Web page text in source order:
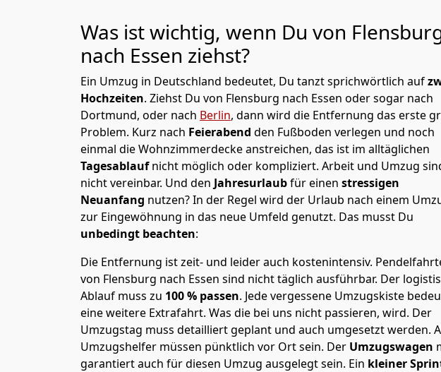
Was ist wichtig, wenn Du von
nach Essen ziehst?
Ein Umzug in Deutschland bedeutet, Du tanzt sprichwörtlich auf
Hochzeiten. Ziehst Du von Flensburg nach Essen oder sogar nach
Dortmund, oder nach Berlin, dann wird die Entfernung das erste
Problem. Kurz nach Feierabend den Fußboden verlegen und noch
einmal die Wohnzimmerdecke anstreichen, das ist im alltäglichen
Tagesablaufnicht möglich oder kompliziert. Arbeit und Umzug
nicht vereinbar. Und den Jahresurlaubfür einen stressigen
Neuanfang nutzen? In der Regel wird der Urlaub nach einem
zur Eingewöhnung in das neue Umfeld genutzt. Das musst Du
unbedingt beachten:
Die Entfernung ist zeit- und leider auch kostenintensiv.
von Flensburg nach Essen sind nicht täglich ausführbar. Der
Ablauf muss zu 100 % passen. Jede vergessene Umzugskiste
eine weitere Extrafahrt. Was die bei uns nicht passieren, wird. Der
Umzugstag muss detailliert geplant und auch umgesetzt werden.
Umzugshelfer müssen pünktlich vor Ort sein. Der Umzugswagen
garantiert auch für diesen Umzug ausgelegt sein. Ein kleiner